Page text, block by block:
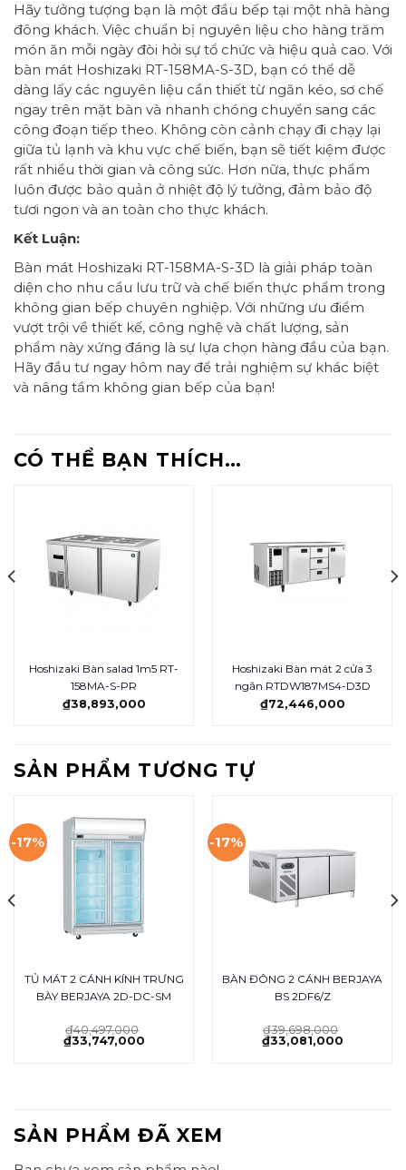
Hãy tưởng tượng bạn là một đầu bếp tại một nhà hàng
đông khách. Việc chuẩn bị nguyên liệu cho hàng trăm
món ăn mỗi ngày đòi hỏi sự tổ chức và hiệu quả cao. Với
bàn mát Hoshizaki RT-158MA-S-3D, bạn có thể dễ
dàng lấy các nguyên liệu cần thiết từ ngăn kéo, sơ chế
ngay trên mặt bàn và nhanh chóng chuyển sang các
công đoạn tiếp theo. Không còn cảnh chạy đi chạy lại
giữa tủ lạnh và khu vực chế biến, bạn sẽ tiết kiệm được
rất nhiều thời gian và công sức. Hơn nữa, thực phẩm
luôn được bảo quản ở nhiệt độ lý tưởng, đảm bảo độ
tươi ngon và an toàn cho thực khách.
Kết Luận:
Bàn mát Hoshizaki RT-158MA-S-3D là giải pháp toàn
diện cho nhu cầu lưu trữ và chế biến thực phẩm trong
không gian bếp chuyên nghiệp. Với những ưu điểm
vượt trội về thiết kế, công nghệ và chất lượng, sản
phẩm này xứng đáng là sự lựa chọn hàng đầu của bạn.
Hãy đầu tư ngay hôm nay để trải nghiệm sự khác biệt
và nâng tầm không gian bếp của bạn!
CÓ THỂ BẠN THÍCH…
Hoshizaki Bàn salad 1m5 RT-
158MA-S-PR
₫38,893,000
Hoshizaki Bàn mát 2 cửa 3
ngăn RTDW187MS4-D3D
₫72,446,000
SẢN PHẨM TƯƠNG TỰ
-17%
TỦ MÁT 2 CÁNH KÍNH TRƯNG
BÀY BERJAYA 2D-DC-SM
₫40,497,000
₫33,747,000
-17%
BÀN ĐÔNG 2 CÁNH BERJAYA
BS 2DF6/Z
₫39,698,000
₫33,081,000
SẢN PHẨM ĐÃ XEM